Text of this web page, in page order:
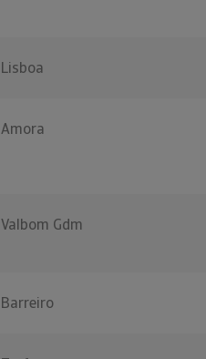
Lisboa
Amora
Valbom Gdm
Barreiro